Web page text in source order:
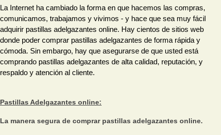
La Internet ha cambiado la forma en que hacemos las compras,
comunicamos, trabajamos y vivimos - y hace que sea muy fácil
adquirir pastillas adelgazantes online. Hay cientos de sitios web
donde poder comprar pastillas adelgazantes de forma rápida y
cómoda. Sin embargo, hay que asegurarse de que usted está
comprando pastillas adelgazantes de alta calidad, reputación, y
respaldo y atención al cliente.
Pastillas Adelgazantes online:
La manera segura de comprar pastillas adelgazantes online.